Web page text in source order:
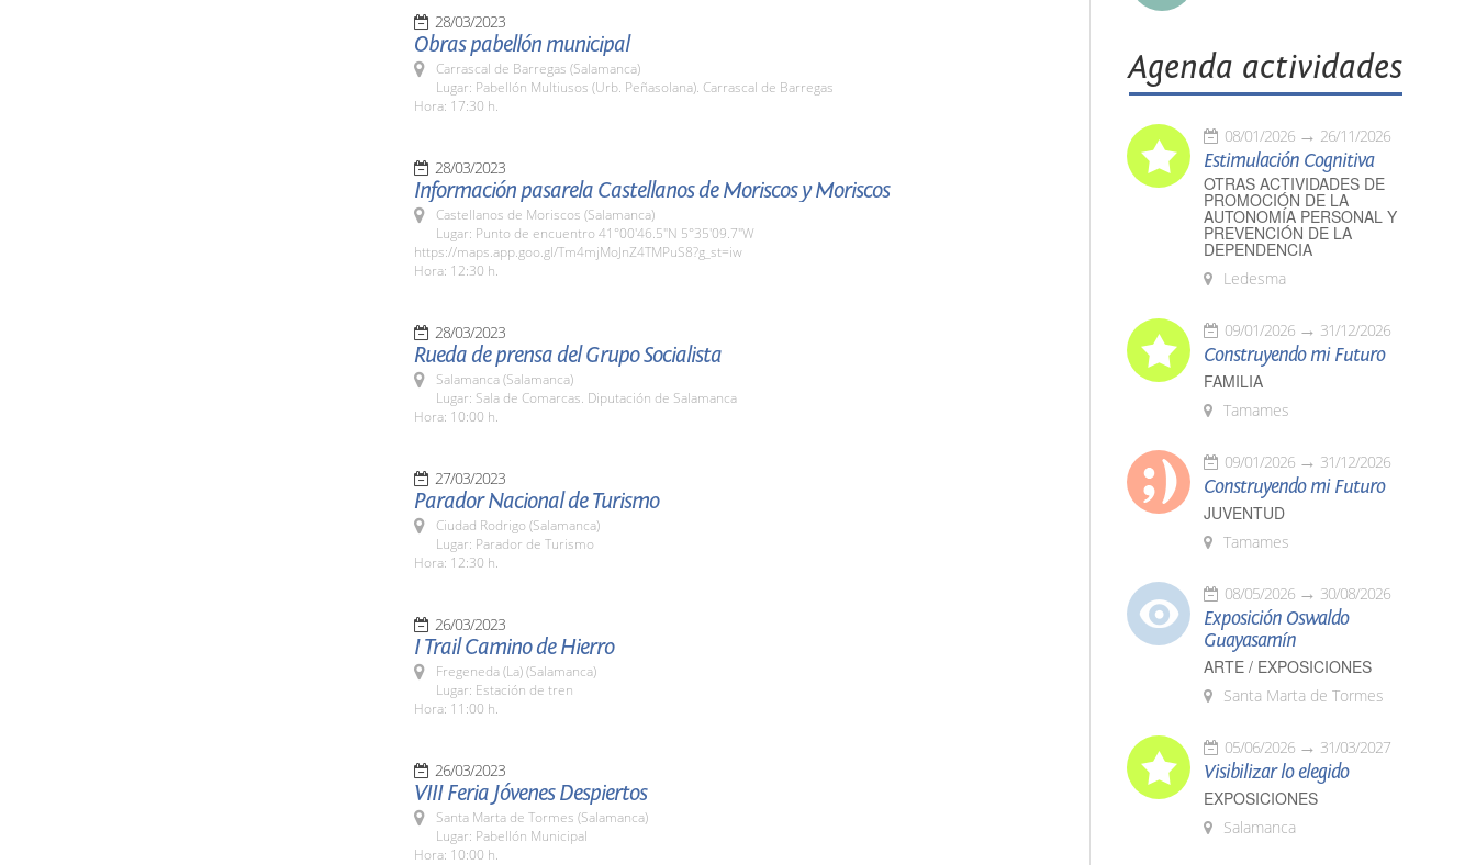
28/03/2023
Obras pabellón municipal
Carrascal de Barregas (Salamanca)
Lugar: Pabellón Multiusos (Urb. Peñasolana). Carrascal de Barregas
Hora: 17:30 h.
28/03/2023
Información pasarela Castellanos de Moriscos y Moriscos
Castellanos de Moriscos (Salamanca)
Lugar: Punto de encuentro 41°00'46.5"N 5°35'09.7"W
https://maps.app.goo.gl/Tm4mjMoJnZ4TMPuS8?g_st=iw
Hora: 12:30 h.
28/03/2023
Rueda de prensa del Grupo Socialista
Salamanca (Salamanca)
Lugar: Sala de Comarcas. Diputación de Salamanca
Hora: 10:00 h.
27/03/2023
Parador Nacional de Turismo
Ciudad Rodrigo (Salamanca)
Lugar: Parador de Turismo
Hora: 12:30 h.
26/03/2023
I Trail Camino de Hierro
Fregeneda (La) (Salamanca)
Lugar: Estación de tren
Hora: 11:00 h.
26/03/2023
VIII Feria Jóvenes Despiertos
Santa Marta de Tormes (Salamanca)
Lugar: Pabellón Municipal
Hora: 10:00 h.
Agenda actividades
08/01/2026 26/11/2026
Estimulación Cognitiva
OTRAS ACTIVIDADES DE
PROMOCIÓN DE LA
AUTONOMÍA PERSONAL Y
PREVENCIÓN DE LA
DEPENDENCIA
Ledesma
09/01/2026 31/12/2026
Construyendo mi Futuro
FAMILIA
Tamames
09/01/2026 31/12/2026
Construyendo mi Futuro
JUVENTUD
Tamames
08/05/2026 30/08/2026
Exposición Oswaldo
Guayasamín
ARTE / EXPOSICIONES
Santa Marta de Tormes
05/06/2026 31/03/2027
Visibilizar lo elegido
EXPOSICIONES
Salamanca